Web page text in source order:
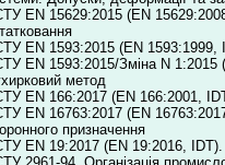
EN 15629:2015 (EN
EN 1593:2015 (EN 1593:1999,
EN 1593:2015/Зміна N 1:2015
метод
EN 166:2017 (EN 166:2001,
EN 16763:2017 (EN
призначення
EN 19:2017 (EN 19:2016,